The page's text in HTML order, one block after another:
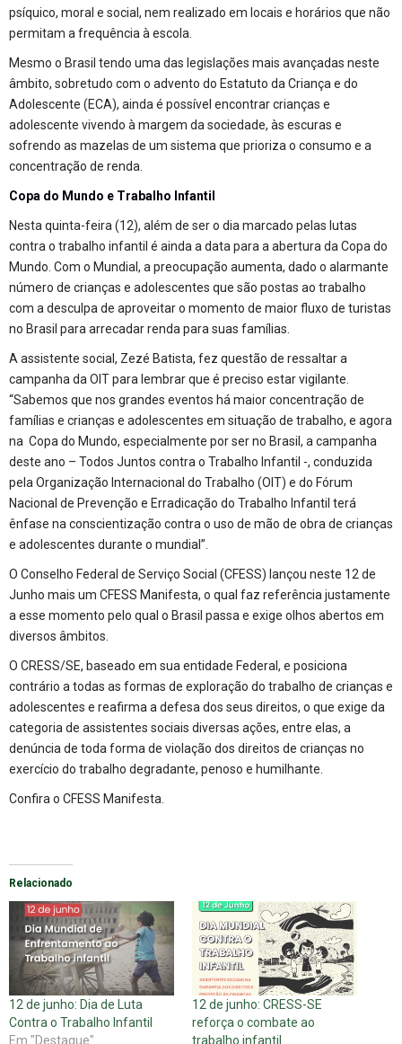
psíquico, moral e social, nem realizado em locais e horários que não
permitam a frequência à escola.
Mesmo o Brasil tendo uma das legislações mais avançadas neste
âmbito, sobretudo com o advento do Estatuto da Criança e do
Adolescente (ECA), ainda é possível encontrar crianças e
adolescente vivendo à margem da sociedade, às escuras e
sofrendo as mazelas de um sistema que prioriza o consumo e a
concentração de renda.
Copa do Mundo e Trabalho Infantil
Nesta quinta-feira (12), além de ser o dia marcado pelas lutas
contra o trabalho infantil é ainda a data para a abertura da Copa do
Mundo. Com o Mundial, a preocupação aumenta, dado o alarmante
número de crianças e adolescentes que são postas ao trabalho
com a desculpa de aproveitar o momento de maior fluxo de turistas
no Brasil para arrecadar renda para suas famílias.
A assistente social, Zezé Batista, fez questão de ressaltar a
campanha da OIT para lembrar que é preciso estar vigilante.
“Sabemos que nos grandes eventos há maior concentração de
famílias e crianças e adolescentes em situação de trabalho, e agora
na Copa do Mundo, especialmente por ser no Brasil, a campanha
deste ano – Todos Juntos contra o Trabalho Infantil -, conduzida
pela Organização Internacional do Trabalho (OIT) e do Fórum
Nacional de Prevenção e Erradicação do Trabalho Infantil terá
ênfase na conscientização contra o uso de mão de obra de crianças
e adolescentes durante o mundial”.
O Conselho Federal de Serviço Social (CFESS) lançou neste 12 de
Junho mais um CFESS Manifesta, o qual faz referência justamente
a esse momento pelo qual o Brasil passa e exige olhos abertos em
diversos âmbitos.
O CRESS/SE, baseado em sua entidade Federal, e posiciona
contrário a todas as formas de exploração do trabalho de crianças e
adolescentes e reafirma a defesa dos seus direitos, o que exige da
categoria de assistentes sociais diversas ações, entre elas, a
denúncia de toda forma de violação dos direitos de crianças no
exercício do trabalho degradante, penoso e humilhante.
Confira o CFESS Manifesta
Relacionado
12 de junho: Dia de Luta
Contra o Trabalho Infantil
Em "Destaque"
12 de junho: CRESS-SE
reforça o combate ao
trabalho infantil